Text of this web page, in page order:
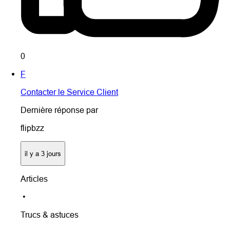
0
F
Contacter le Service Client
Dernière réponse par
flipbzz
il y a 3 jours
Articles
•
Trucs & astuces